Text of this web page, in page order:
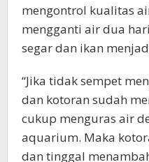
mengontrol kualitas
mengganti air dua
segar dan ikan
“Jika tidak sempet
dan kotoran sudah
cukup menguras air
aquarium. Maka
dan tinggal